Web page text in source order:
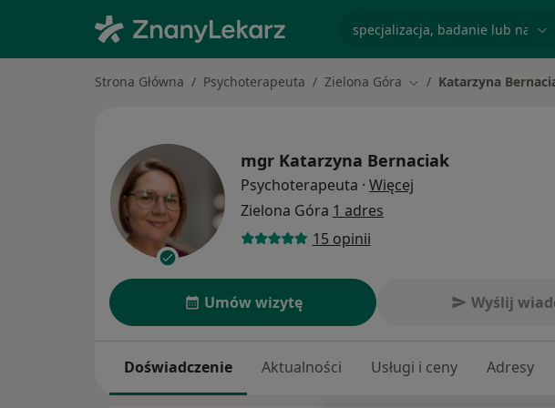
Strona Główna Psychoterapeuta Zielona Góra Zmień miasto
Katarzyna
mgr Katarzyna Bernaciak
Psychoterapeuta · Więcej
Zielona Góra 1 adres
15 opinii
Umów wizytę Wyślij
Doświadczenie Aktualności Usługi i ceny Adresy